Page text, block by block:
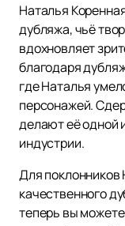
Наталья
дубляжа, чьё
вдохновляет
благодаря
где Наталья
персонажей.
делают её одной
индустрии.
Для поклонников
качественного
теперь вы можете